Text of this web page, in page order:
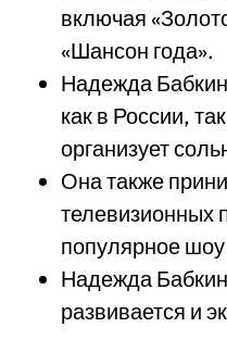
включая
«Шансон года».
Надежда
как в России,
организует
Она также
телевизионных
популярное шоу
Надежда
развивается и